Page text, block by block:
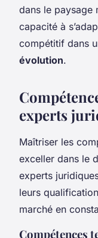
dans le paysage
capacité à
compétitif dans
évolution.
experts
Maîtriser les
exceller dans le
experts
leurs
marché en
Compétences